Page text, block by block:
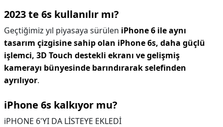
2023 te 6s kullanılır mı?
Geçtiğimiz yıl piyasaya sürülen iPhone 6 ile aynı
tasarım çizgisine sahip olan iPhone 6s, daha güçlü
işlemci, 3D Touch destekli ekranı ve gelişmiş
kamerayı bünyesinde barındırarak selefinden
ayrılıyor.
iPhone 6s kalkıyor mu?
iPHONE 6'YI DA LİSTEYE EKLEDİ